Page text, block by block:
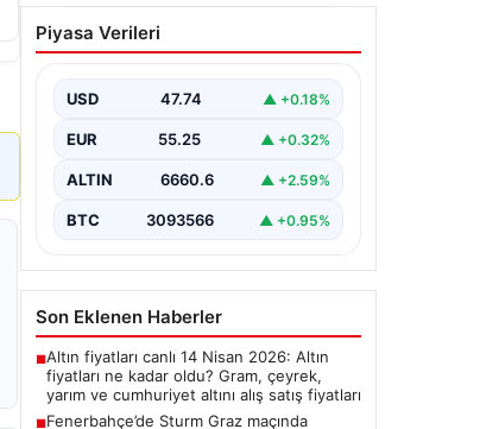
Fenerbahçe’de Sturm
Graz maçında
kahreden haber!
Piyasa Verileri
USD 47.74 ▲ +0.18%
EUR 55.25 ▲ +0.32%
ALTIN 6660.6 ▲ +2.59%
BTC 3093566 ▲ +0.95%
Son Eklenen Haberler
■Altın fiyatları canlı 14 Nisan 2026: Altın
fiyatları ne kadar oldu? Gram, çeyrek,
yarım ve cumhuriyet altını alış satış fiyatları
■Fenerbahçe’de Sturm Graz maçında